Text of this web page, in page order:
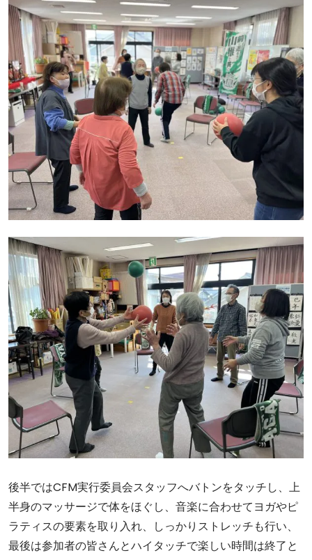
後半ではCFM実行委員会スタッフへバトンをタッチし、上
半身のマッサージで体をほぐし、音楽に合わせてヨガやピ
ラティスの要素を取り入れ、しっかりストレッチも行い、
最後は参加者の皆さんとハイタッチで楽しい時間は終了と